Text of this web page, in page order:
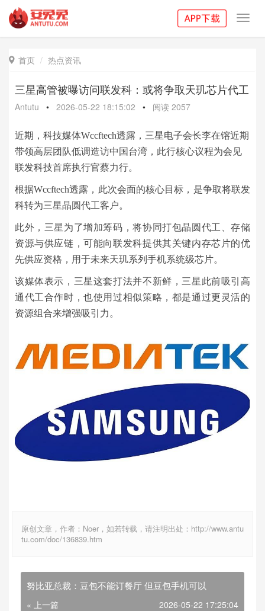
 首页 热点资讯
三星高管被曝访问联发科：或将争取天玑芯片代工
Antutu • 2026-05-22 18:15:02 • 阅读 2057
近期，科技媒体Wccftech透露，三星电子会长李在镕近期
带领高层团队低调造访中国台湾，此行核心议程为会见
联发科技首席执行官蔡力行。
根据Wccftech透露，此次会面的核心目标，是争取将联发
科转为三星晶圆代工客户。
此外，三星为了增加筹码，将协同打包晶圆代工、存储
资源与供应链，可能向联发科提供其关键内存芯片的优
先供应资格，用于未来天玑系列手机系统级芯片。
该媒体表示，三星这套打法并不新鲜，三星此前吸引高
通代工合作时，也使用过相似策略，都是通过更灵活的
资源组合来增强吸引力。
原创文章，作者：Noer，如若转载，请注明出处：http://www.antu
tu.com/doc/136839.htm
努比亚总裁：豆包不能订餐厅 但豆包手机可以
« 上一篇 2026-05-22 17:25:04